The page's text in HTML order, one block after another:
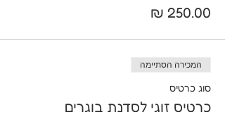
המכירה הסתיימה
סוג כרטיס
כרטיס זוגי לסדנת בוגרים